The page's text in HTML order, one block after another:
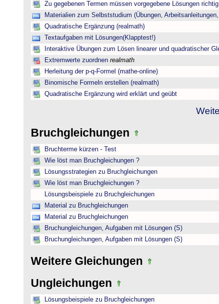
Zu gegebenen Termen müssen vorgegebene Lösungen
Materialien zum Selbststudium (Übungen,
Quadratische Ergänzung (realmath)
Textaufgaben mit Lösungen(Klapptest!)
Interaktive Übungen zum Lösen linearer und quadratischer
Extremwerte zuordnen realmath
Herleitung der p-q-Formel (mathe-online)
Binomische Formeln erstellen (realmath)
Quadratische Ergänzung wird erklärt und geübt
Bruchgleichungen
Bruchterme kürzen - Test
Wie löst man Bruchgleichungen ?
Lösungsstrategien zu Bruchgleichungen
Wie löst man Bruchgleichungen ?
Lösungsbeispiele zu Bruchgleichungen
Material zu Bruchgleichungen
Material zu Bruchgleichungen
Bruchungleichungen, Aufgaben mit Lösungen (S)
Bruchungleichungen, Aufgaben mit Lösungen (S)
Weitere Gleichungen
Ungleichungen
Lösungsbeispiele zu Bruchgleichungen